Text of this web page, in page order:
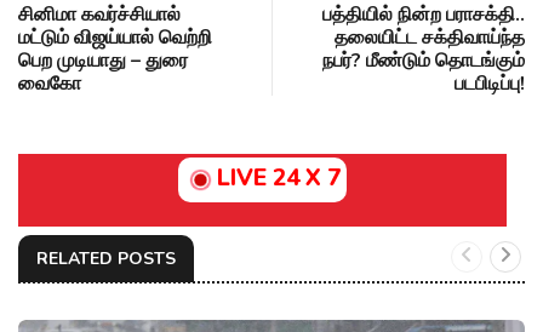
சினிமா கவர்ச்சியால்
மட்டும் விஜய்யால் வெற்றி
பெற முடியாது – துரை
வைகோ
பத்தியில் நின்ற பராசக்தி..
தலையிட்ட சக்திவாய்ந்த
நபர்? மீண்டும் தொடங்கும்
படபிடிப்பு!
LIVE 24 X 7
RELATED POSTS